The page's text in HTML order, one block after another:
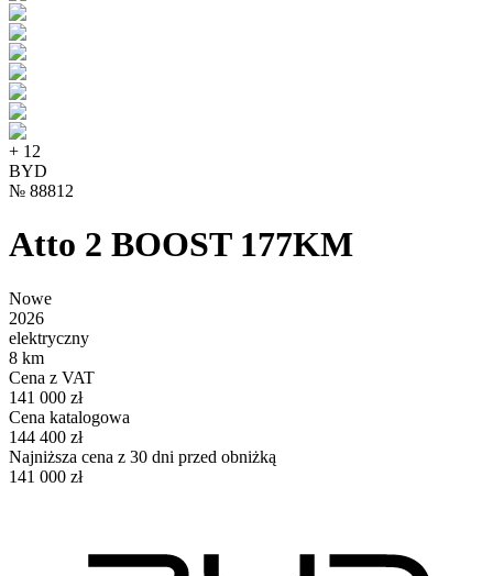
+ 12
BYD
№ 88812
Atto 2 BOOST 177KM
Nowe
2026
elektryczny
8 km
Cena z VAT
141 000 zł
Cena katalogowa
144 400 zł
Najniższa cena z 30 dni przed obniżką
141 000 zł